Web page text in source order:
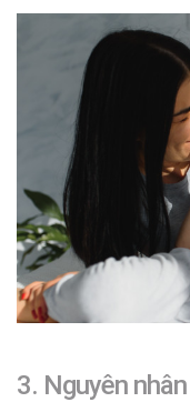
3. Nguyên